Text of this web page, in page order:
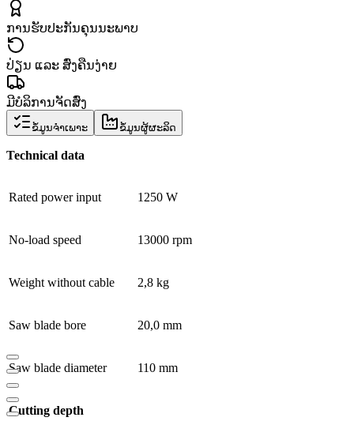
ການຮັບປະກັນຄຸນນະພາບ
ປ່ຽນ ແລະ ສົ່ງຄືນງ່າຍ
ມີບໍລິການຈັດສົ່ງ
ຂໍ້ມູນຈຳເພາະ ຂໍ້ມູນຜູ້ຜະລິດ
Technical data
Rated power input 1250 W
No-load speed 13000 rpm
Weight without cable 2,8 kg
Saw blade bore 20,0 mm
Saw blade diameter 110 mm
Cutting depth